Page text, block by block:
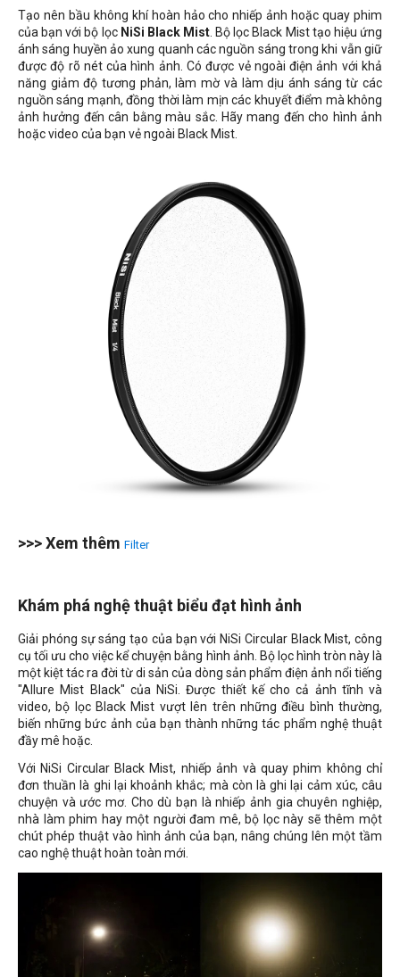
Tạo nên bầu không khí hoàn hảo cho nhiếp ảnh hoặc quay phim
của bạn với bộ lọc NiSi Black Mist . Bộ lọc Black Mist tạo hiệu ứng
ánh sáng huyền ảo xung quanh các nguồn sáng trong khi vẫn giữ
được độ rõ nét của hình ảnh. Có được vẻ ngoài điện ảnh với khả
năng giảm độ tương phản, làm mờ và làm dịu ánh sáng từ các
nguồn sáng mạnh, đồng thời làm mịn các khuyết điểm mà không
ảnh hưởng đến cân bằng màu sắc. Hãy mang đến cho hình ảnh
hoặc video của bạn vẻ ngoài Black Mist.
>>> Xem thêm Filter
Khám phá nghệ thuật biểu đạt hình ảnh
Giải phóng sự sáng tạo của bạn với NiSi Circular Black Mist, công
cụ tối ưu cho việc kể chuyện bằng hình ảnh. Bộ lọc hình tròn này là
một kiệt tác ra đời từ di sản của dòng sản phẩm điện ảnh nổi tiếng
"Allure Mist Black" của NiSi. Được thiết kế cho cả ảnh tĩnh và
video, bộ lọc Black Mist vượt lên trên những điều bình thường,
biến những bức ảnh của bạn thành những tác phẩm nghệ thuật
đầy mê hoặc.
Với NiSi Circular Black Mist, nhiếp ảnh và quay phim không chỉ
đơn thuần là ghi lại khoảnh khắc; mà còn là ghi lại cảm xúc, câu
chuyện và ước mơ. Cho dù bạn là nhiếp ảnh gia chuyên nghiệp,
nhà làm phim hay một người đam mê, bộ lọc này sẽ thêm một
chút phép thuật vào hình ảnh của bạn, nâng chúng lên một tầm
cao nghệ thuật hoàn toàn mới.